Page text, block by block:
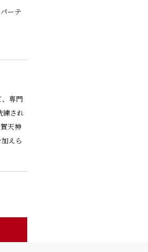
ーテ
、専門
練され
天神
えら